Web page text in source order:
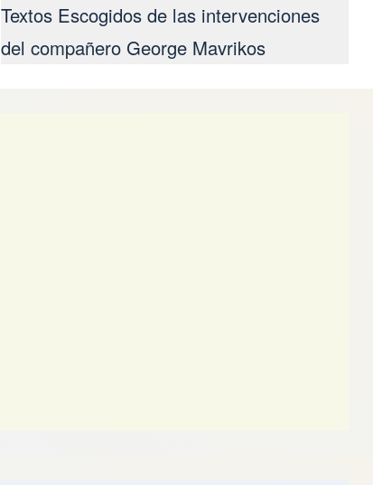
Textos Escogidos de las intervenciones
del compañero George Mavrikos